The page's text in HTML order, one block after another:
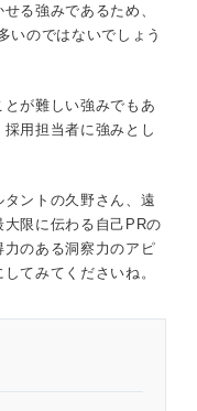
PR例文
あります。記事本文
る強みであるため、
いのではないでしょう
が難しい強みでもあ
用担当者に強みとし
ントの久野さん、遠
限に伝わる自己PRの
のある洞察力のアピ
てみてくださいね。